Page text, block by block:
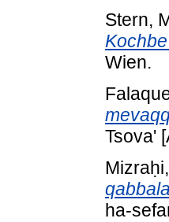
Stern,
Wien.
Tsova'
ha-